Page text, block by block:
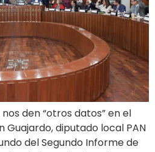
den “otros datos” en el
Guajardo, diputado local PAN
del Segundo Informe de